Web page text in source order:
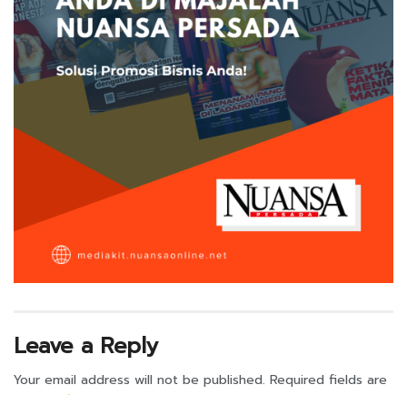
Leave a Reply
Your email address will not be published. Required fields are